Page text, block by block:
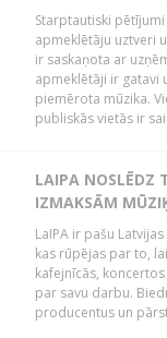
Starptautiski
apmeklētāju uztveri
ir saskaņota ar
apmeklētāji ir gatavi
piemērota mūzika.
publiskās vietās ir
LAIPA NOSLĒDZ
IZMAKSĀM
LaIPA ir pašu
kas rūpējas par to,
kafejnīcās,
par savu darbu.
producentus un